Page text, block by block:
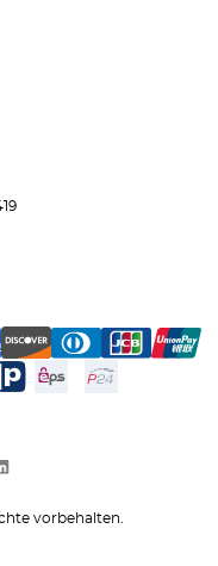
vorbehalten.